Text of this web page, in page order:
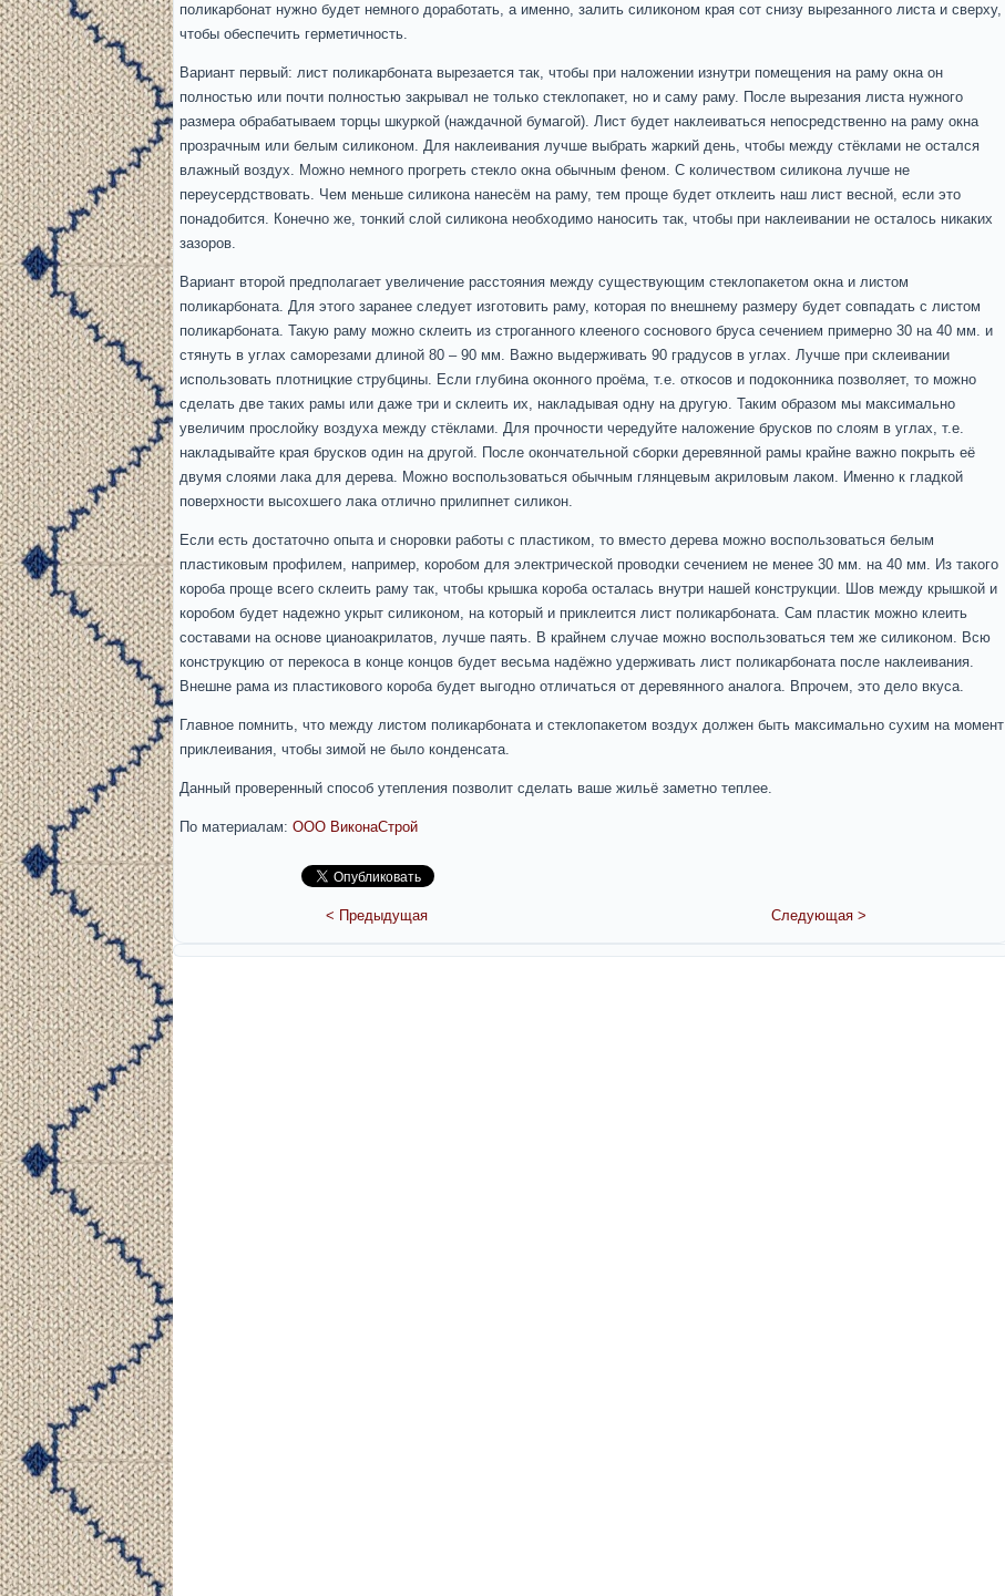
поликарбонат нужно будет немного доработать, а именно, залить силиконом края сот снизу вырезанного листа и сверху,
чтобы обеспечить герметичность.
Вариант первый: лист поликарбоната вырезается так, чтобы при наложении изнутри помещения на раму окна он
полностью или почти полностью закрывал не только стеклопакет, но и саму раму. После вырезания листа нужного
размера обрабатываем торцы шкуркой (наждачной бумагой). Лист будет наклеиваться непосредственно на раму окна
прозрачным или белым силиконом. Для наклеивания лучше выбрать жаркий день, чтобы между стёклами не остался
влажный воздух. Можно немного прогреть стекло окна обычным феном. С количеством силикона лучше не
переусердствовать. Чем меньше силикона нанесём на раму, тем проще будет отклеить наш лист весной, если это
понадобится. Конечно же, тонкий слой силикона необходимо наносить так, чтобы при наклеивании не осталось никаких
зазоров.
Вариант второй предполагает увеличение расстояния между существующим стеклопакетом окна и листом
поликарбоната. Для этого заранее следует изготовить раму, которая по внешнему размеру будет совпадать с листом
поликарбоната. Такую раму можно склеить из строганного клееного соснового бруса сечением примерно 30 на 40 мм. и
стянуть в углах саморезами длиной 80 – 90 мм. Важно выдерживать 90 градусов в углах. Лучше при склеивании
использовать плотницкие струбцины. Если глубина оконного проёма, т.е. откосов и подоконника позволяет, то можно
сделать две таких рамы или даже три и склеить их, накладывая одну на другую. Таким образом мы максимально
увеличим прослойку воздуха между стёклами. Для прочности чередуйте наложение брусков по слоям в углах, т.е.
накладывайте края брусков один на другой. После окончательной сборки деревянной рамы крайне важно покрыть её
двумя слоями лака для дерева. Можно воспользоваться обычным глянцевым акриловым лаком. Именно к гладкой
поверхности высохшего лака отлично прилипнет силикон.
Если есть достаточно опыта и сноровки работы с пластиком, то вместо дерева можно воспользоваться белым
пластиковым профилем, например, коробом для электрической проводки сечением не менее 30 мм. на 40 мм. Из такого
короба проще всего склеить раму так, чтобы крышка короба осталась внутри нашей конструкции. Шов между крышкой и
коробом будет надежно укрыт силиконом, на который и приклеится лист поликарбоната. Сам пластик можно клеить
составами на основе цианоакрилатов, лучше паять. В крайнем случае можно воспользоваться тем же силиконом. Всю
конструкцию от перекоса в конце концов будет весьма надёжно удерживать лист поликарбоната после наклеивания.
Внешне рама из пластикового короба будет выгодно отличаться от деревянного аналога. Впрочем, это дело вкуса.
Главное помнить, что между листом поликарбоната и стеклопакетом воздух должен быть максимально сухим на момент
приклеивания, чтобы зимой не было конденсата.
Данный проверенный способ утепления позволит сделать ваше жильё заметно теплее.
По материалам: ООО ВиконаСтрой
< Предыдущая Следующая >